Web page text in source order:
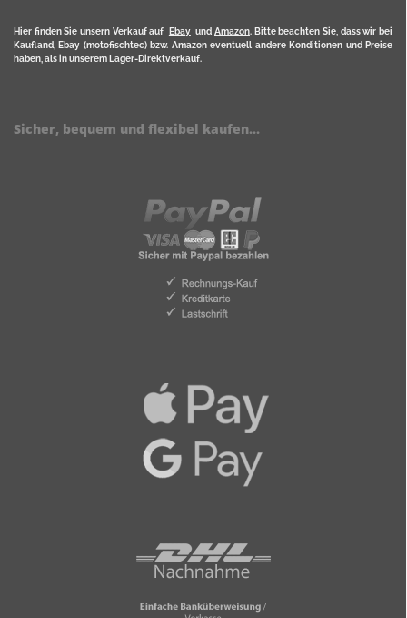
Hier finden Sie unsern Verkauf auf Ebayund Amazon. Bitte beachten Sie, dass wir bei
Kaufland, Ebay (motofischtec) bzw. Amazon eventuell andere Konditionen und Preise
haben, als in unserem Lager-Direktverkauf.
Sicher, bequem und flexibel kaufen...